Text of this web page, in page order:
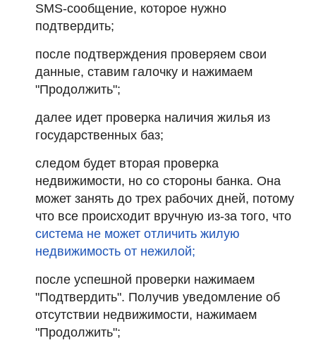
SMS-сообщение, которое нужно
подтвердить;
после подтверждения проверяем свои
данные, ставим галочку и нажимаем
"Продолжить";
далее идет проверка наличия жилья из
государственных баз;
следом будет вторая проверка
недвижимости, но со стороны банка. Она
может занять до трех рабочих дней, потому
что все происходит вручную из-за того, что
система не может отличить жилую
недвижимость от нежилой;
после успешной проверки нажимаем
"Подтвердить". Получив уведомление об
отсутствии недвижимости, нажимаем
"Продолжить";